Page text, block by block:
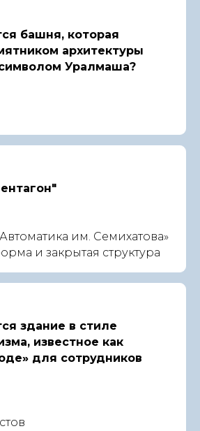
башня, которая
архитектуры
Уралмаша?
им. Семихатова»
и закрытая структура
здание в стиле
известное как
для сотрудников